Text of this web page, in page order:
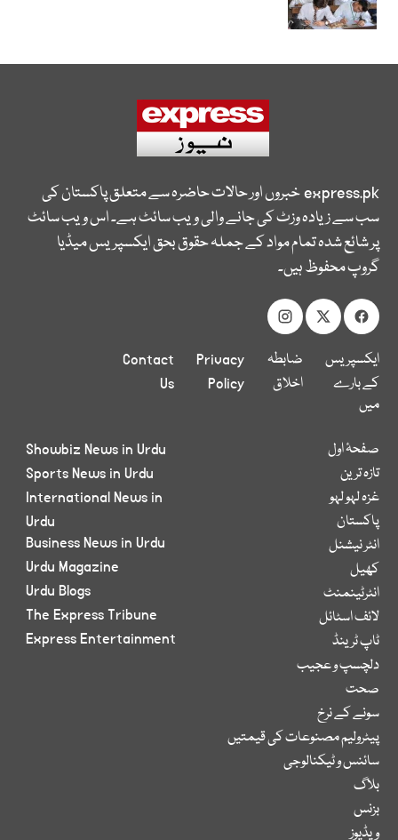
express.pkخبروں اور حالات حاضرہ سے متعلق پاکستان کی
سب سے زیادہ وزٹ کی جانے والی ویب سائٹ ہے۔ اس ویب سائٹ
پر شائع شدہ تمام مواد کے جملہ حقوق بحق ایکسپریس میڈیا
گروپ محفوظ ہیں۔
ایکسپریس
کے بارے
میں
ضابطہ
اخلاق
Privacy
Policy
Contact
Us
صفحۂ اول
تازہ ترین
غزہ لہو لہو
پاکستان
انٹر نیشنل
کھیل
انٹرٹینمنٹ
لائف اسٹائل
ٹاپ ٹرینڈ
دلچسپ و عجیب
صحت
سونے کے نرخ
پیٹرولیم مصنوعات کی قیمتیں
سائنس و ٹیکنالوجی
بلاگ
بزنس
ویڈیوز
Showbiz News in Urdu
Sports News in Urdu
International News in
Urdu
Business News in Urdu
Urdu Magazine
Urdu Blogs
The Express Tribune
Express Entertainment